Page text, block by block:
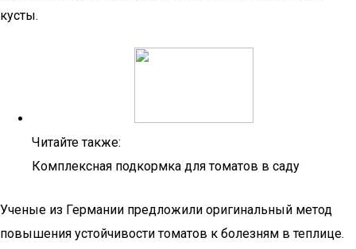
кусты.
Читайте также:
Комплексная подкормка для томатов в саду
Ученые из Германии предложили оригинальный метод
повышения устойчивости томатов к болезням в теплице.